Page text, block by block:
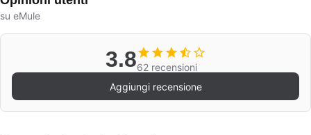
su eMule
3.862 recensioni
Aggiungi recensione